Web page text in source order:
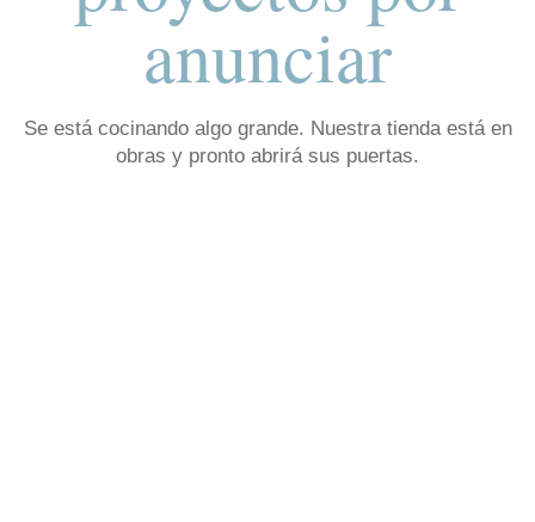
anunciar
Se está cocinando algo grande. Nuestra tienda está en
obras y pronto abrirá sus puertas.